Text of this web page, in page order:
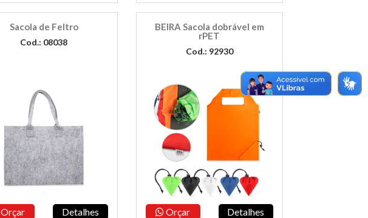
Sacola de Feltro
Cod.: 08038
Orçar Detalhes
BEIRA Sacola dobrável em
rPET
Cod.: 92930
Orçar Detalhes